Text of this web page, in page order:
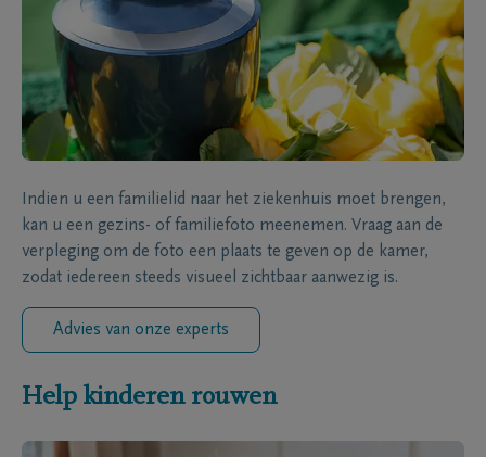
Indien u een familielid naar het ziekenhuis moet brengen,
kan u een gezins- of familiefoto meenemen. Vraag aan de
verpleging om de foto een plaats te geven op de kamer,
zodat iedereen steeds visueel zichtbaar aanwezig is.
Advies van onze experts
Help kinderen rouwen